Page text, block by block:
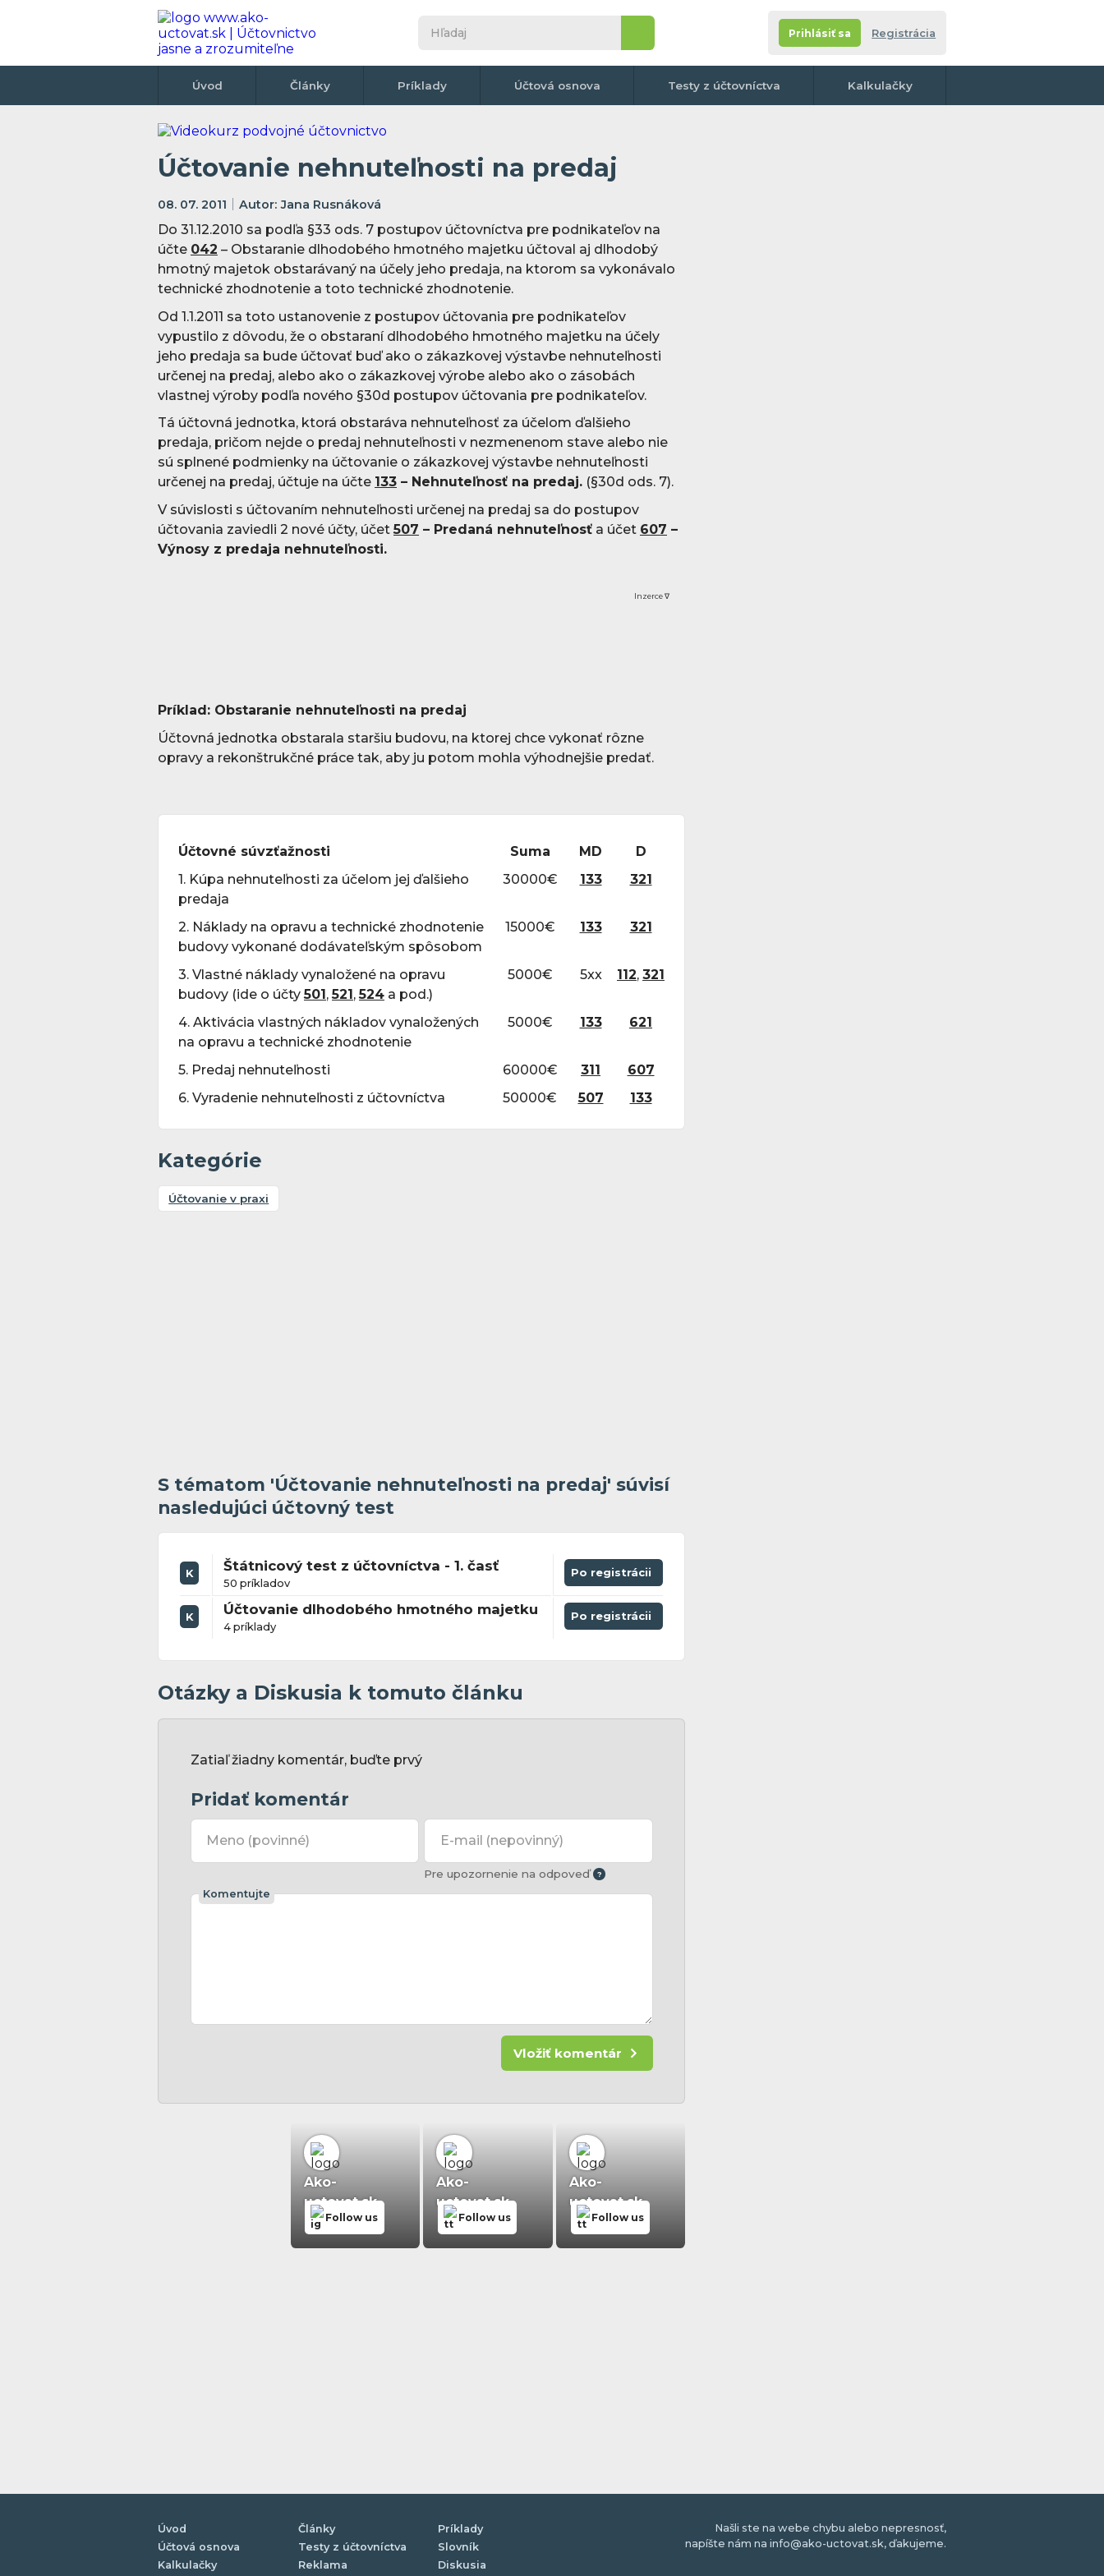
Prihlásiť sa Registrácia
Úvod Články Príklady Účtová osnova Testy z účtovníctva Kalkulačky
Účtovanie nehnuteľnosti na predaj
08. 07. 2011 Jana Rusnáková
Do 31.12.2010 sa podľa §33 ods. 7 postupov účtovníctva pre podnikateľov na
účte 042 – Obstaranie dlhodobého hmotného majetku účtoval aj dlhodobý
hmotný majetok obstarávaný na účely jeho predaja, na ktorom sa vykonávalo
technické zhodnotenie a toto technické zhodnotenie.
Od 1.1.2011 sa toto ustanovenie z postupov účtovania pre podnikateľov
vypustilo z dôvodu, že o obstaraní dlhodobého hmotného majetku na účely
jeho predaja sa bude účtovať buď ako o zákazkovej výstavbe nehnuteľnosti
určenej na predaj, alebo ako o zákazkovej výrobe alebo ako o zásobách
vlastnej výroby podľa nového §30d postupov účtovania pre podnikateľov.
Tá účtovná jednotka, ktorá obstaráva nehnuteľnosť za účelom ďalšieho
predaja, pričom nejde o predaj nehnuteľnosti v nezmenenom stave alebo nie
sú splnené podmienky na účtovanie o zákazkovej výstavbe nehnuteľnosti
určenej na predaj, účtuje na účte 133 – Nehnuteľnosť na predaj. (§30d ods. 7).
V súvislosti s účtovaním nehnuteľnosti určenej na predaj sa do postupov
účtovania zaviedli 2 nové účty, účet507 – Predaná nehnuteľnosť a účet 607 –
Výnosy z predaja nehnuteľnosti.
Inzerce ∇
Príklad: Obstaranie nehnuteľnosti na predaj
Účtovná jednotka obstarala staršiu budovu, na ktorej chce vykonať rôzne
opravy a rekonštrukčné práce tak, aby ju potom mohla výhodnejšie predať.
Účtovné súvzťažnosti Suma MD
D
1. Kúpa nehnuteľnosti za účelom jej ďalšieho
predaja
30000€ 133 321
2. Náklady na opravu a technické zhodnotenie
budovy vykonané dodávateľským spôsobom
15000€ 133 321
3. Vlastné náklady vynaložené na opravu
budovy (ide o účty501,521,524 a pod.)
5000€ 5xx 112, 321
4. Aktivácia vlastných nákladov vynaložených
na opravu a technické zhodnotenie
5000€ 133 621
5. Predaj nehnuteľnosti 60000€ 311
607
6. Vyradenie nehnuteľnosti z účtovníctva
50000€ 507 133
Kategórie
Účtovanie v praxi
S tématom 'Účtovanie nehnuteľnosti na predaj' súvisí
nasledujúci účtovný test
K Štátnicový test z účtovníctva - 1. časť
50 príkladov
Po registrácii
K Účtovanie dlhodobého hmotného majetku
4 príklady
Po registrácii
Otázky a Diskusia k tomuto článku
Zatiaľ žiadny komentár, buďte prvý
Pridať komentár
Meno (povinné) E-mail (nepovinný)
Pre upozornenie na odpoveď
Komentujte
Vložiť komentár
Ako-
uctovat.sk
Follow us
Ako-
uctovat.sk
Follow us
Ako-
uctovat.sk
Follow us
Úvod Články
Príklady
Účtová osnova
Testy z účtovníctva
Slovník
Kalkulačky
Reklama Diskusia
Našli ste na webe chybu alebo nepresnosť,
napíšte nám na info@ako-uctovat.sk, ďakujeme.